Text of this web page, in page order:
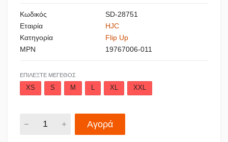
Κωδικός
SD-28751
Εταιρία
HJC
Κατηγορία
Flip Up
MPN
19767006-011
ΕΠΙΛΈΞΤΕ ΜΈΓΕΘΟΣ
XS S M L XL XXL
Αγορά